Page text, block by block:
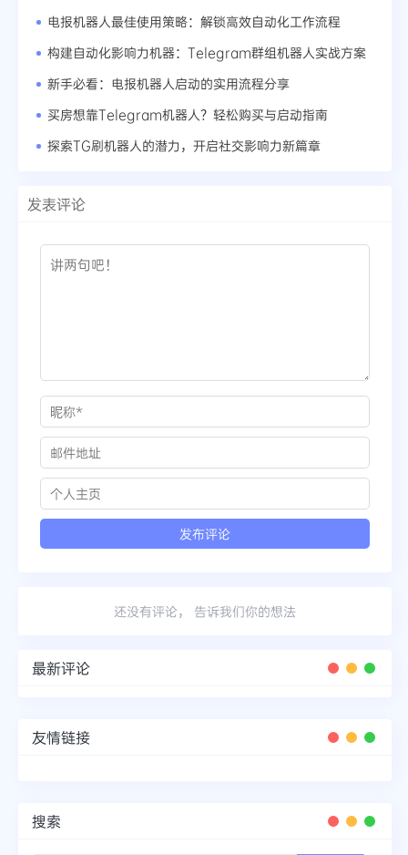
电报机器人最佳使用策略：解锁高效自动化工作流程
构建自动化影响力机器：Telegram群组机器人实战方案
新手必看：电报机器人启动的实用流程分享
买房想靠Telegram机器人？轻松购买与启动指南
探索TG刷机器人的潜力，开启社交影响力新篇章
发表评论
还没有评论， 告诉我们你的想法
最新评论
友情链接
搜索